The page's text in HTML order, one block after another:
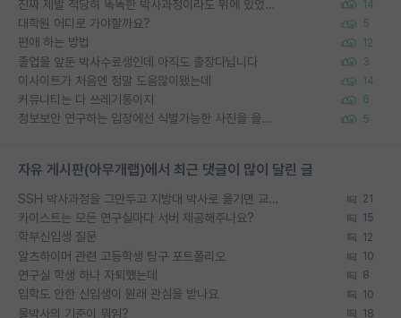
진짜 제발 적당히 똑똑한 박사과정이라도 위에 있었으면.. 14
대학원 어디로 가야할까요? 5
편애 하는 방법 12
졸업을 앞둔 박사수료생인데 아직도 출장다닙니다 3
이사이트가 처음엔 정말 도움많이됐는데 14
커뮤니티는 다 쓰레기통이지 6
정보보안 연구하는 입장에선 식별가능한 사진을 올리는건 비추이긴함 5
자유 게시판(아무개랩)에서 최근 댓글이 많이 달린 글
SSH 박사과정을 그만두고 지방대 박사로 옮기면 교수의 꿈은 끝일까요? 21
카이스트는 모든 연구실마다 서버 제공해주나요? 15
학부신입생 질문 12
알츠하이머 관련 고등학생 탐구 포트폴리오 10
연구실 학생 하나 자퇴했는데 8
입학도 안한 신입생이 원래 관심을 받나요 10
물박사의 기준이 뭐임? 18